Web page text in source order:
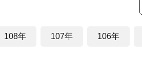
108年 107年 106年